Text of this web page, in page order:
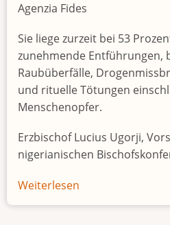
Agenzia Fides
Sie liege zurzeit bei 53
zunehmende Entführungen,
Raubüberfälle,
und rituelle Tötungen
Menschenopfer.
Erzbischof Lucius Ugorji,
nigerianischen
Weiterlesen